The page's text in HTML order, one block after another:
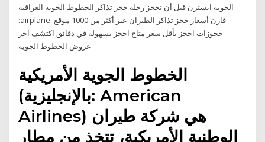
الجوية ايسترن قبل أن تحجز رحلة حجز تذاكر الخطوط الجوية العراقية
:airplane: قارن أسعار حجز تذاكر الطيران عبر أكثر من 1000 موقع
حجوزات احجز بأقل سعر متاح احجز بسهولة في دقائق اكتشف آخر
عروض الخطوط الجوية
الخطوط الجوية الأمريكية
(بالإنجليزية: American
Airlines) هي شركة طيران
الوطنية الأمريكية، تتخذ من مطار